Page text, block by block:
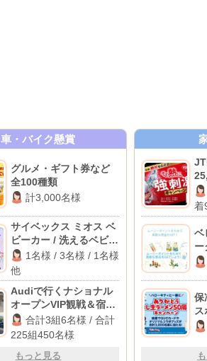
車・バイク懸賞
グルメ・ギフト券など
全100種類
計3,000名様
サイベックス ミオス ベ
ビーカー / 洗えるベビー
布団セット / パナソニッ
ク 電動自転車 他
1名様 / 3名様 / 1名様
他
Audiで行くナショナル
オープンVIP観戦＆宿泊
体験 / JGA主催ナショナ
ルオープン一般観戦チ
合計3組6名様 / 合計
225組450名様
もっと見る
ル
着
ベ
ー
保